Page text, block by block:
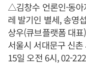
△김창수 언론인·동아
레 발기인 별세, 송영
상우(큐브플랫폼 대
서울시 서대문구 신
15일 오전 6시, 02-